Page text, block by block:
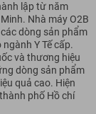
lập từ năm
Nhà máy O2B
dòng sản phẩm
Y Tế cấp.
và thương hiệu
dòng sản phẩm
quả cao. Hiện
phố Hồ chí